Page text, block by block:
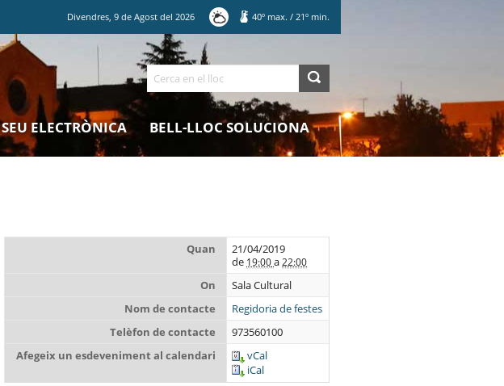
Divendres,9 deAgost del2026 40º max. / 21º min.
Cerca
SEU ELECTRÒNICA BELL-LLOC SOLUCIONA
Quan
21/04/2019
de 19:00 a22:00
On
Sala Cultural
Nom de contacte
Regidoria de festes
Telèfon de contacte
973560100
Afegeix un esdeveniment al calendari
vCal
iCal